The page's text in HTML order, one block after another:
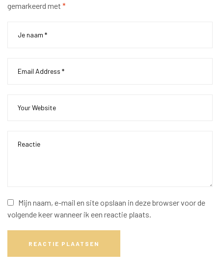
gemarkeerd met *
Mijn naam, e-mail en site opslaan in deze browser voor de
volgende keer wanneer ik een reactie plaats.
REACTIE PLAATSEN